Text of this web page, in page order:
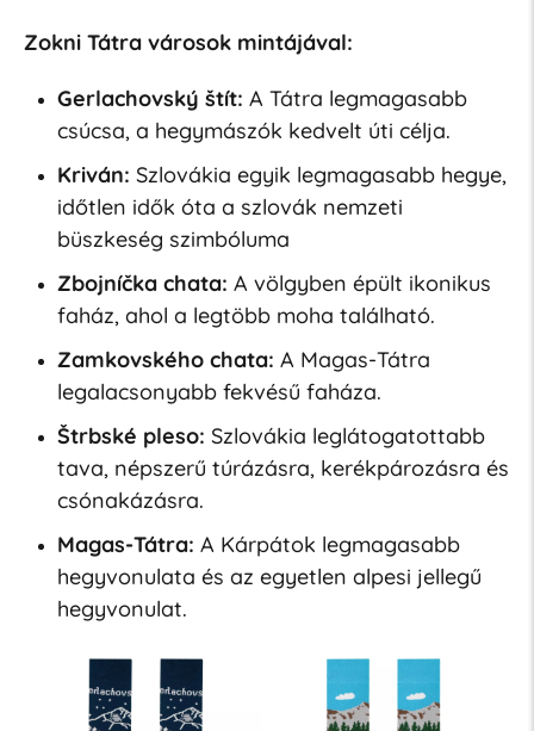
Zokni Tátra városok mintájával:
Gerlachovský štít: A Tátra legmagasabb
csúcsa, a hegymászók kedvelt úti célja.
Kriván: Szlovákia egyik legmagasabb hegye,
időtlen idők óta a szlovák nemzeti
büszkeség szimbóluma
Zbojníčka chata: A völgyben épült ikonikus
faház, ahol a legtöbb moha található.
Zamkovského chata: A Magas-Tátra
legalacsonyabb fekvésű faháza.
Štrbské pleso: Szlovákia leglátogatottabb
tava, népszerű túrázásra, kerékpározásra és
csónakázásra.
Magas-Tátra: A Kárpátok legmagasabb
hegyvonulata és az egyetlen alpesi jellegű
hegyvonulat.